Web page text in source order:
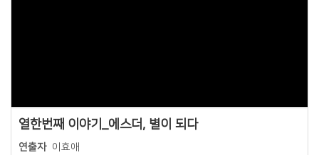
열한번째 이야기_에스더, 별이 되다
연출자 이효애